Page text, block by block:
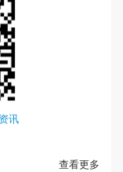
讯
查看更多